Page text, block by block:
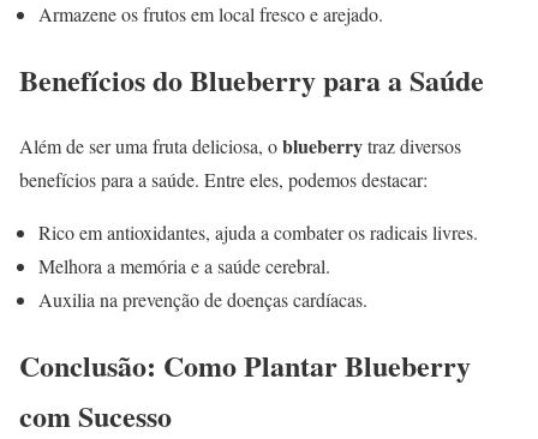
Armazene os frutos em local fresco e arejado.
Benefícios do Blueberry para a Saúde
Além de ser uma fruta deliciosa, oblueberrytraz diversos
benefícios para a saúde. Entre eles, podemos destacar:
Rico em antioxidantes, ajuda a combater os radicais livres.
Melhora a memória e a saúde cerebral.
Auxilia na prevenção de doenças cardíacas.
Conclusão: Como Plantar Blueberry
com Sucesso